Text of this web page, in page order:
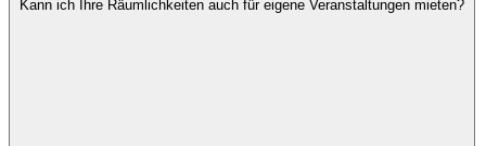
Kann ich Ihre Räumlichkeiten auch für eigene Veranstaltungen mieten?